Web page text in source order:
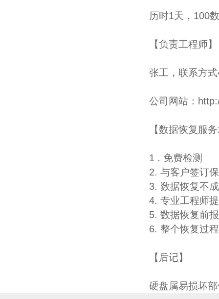
历时1天，100
【负责工程师】
张工，联系方
公司网站：
【数据恢复服
1 . 免费检测
2. 与客户签订
3. 数据恢复不
4. 专业工程师
5. 数据恢复前
6. 整个恢复过
【后记】
硬盘属易损坏